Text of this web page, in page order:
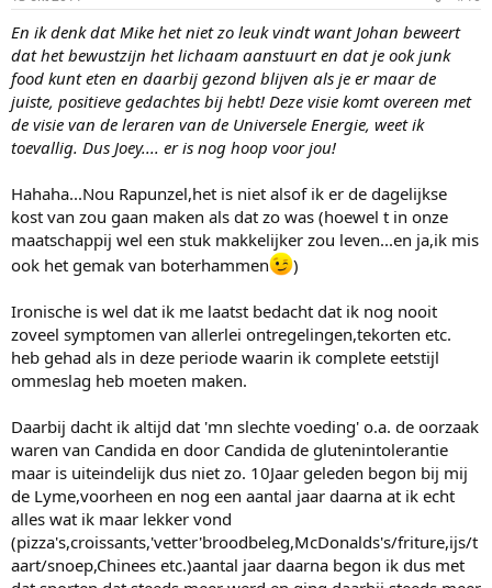
En ik denk dat Mike het niet zo leuk vindt want Johan beweert
dat het bewustzijn het lichaam aanstuurt en dat je ook junk
food kunt eten en daarbij gezond blijven als je er maar de
juiste, positieve gedachtes bij hebt! Deze visie komt overeen met
de visie van de leraren van de Universele Energie, weet ik
toevallig. Dus Joey.... er is nog hoop voor jou!
Hahaha...Nou Rapunzel,het is niet alsof ik er de dagelijkse
kost van zou gaan maken als dat zo was (hoewel t in onze
maatschappij wel een stuk makkelijker zou leven...en ja,ik mis
ook het gemak van boterhammen
)
Ironische is wel dat ik me laatst bedacht dat ik nog nooit
zoveel symptomen van allerlei ontregelingen,tekorten etc.
heb gehad als in deze periode waarin ik complete eetstijl
ommeslag heb moeten maken.
Daarbij dacht ik altijd dat 'mn slechte voeding' o.a. de oorzaak
waren van Candida en door Candida de glutenintolerantie
maar is uiteindelijk dus niet zo. 10Jaar geleden begon bij mij
de Lyme,voorheen en nog een aantal jaar daarna at ik echt
alles wat ik maar lekker vond
(pizza's,croissants,'vetter'broodbeleg,McDonalds's/friture,ijs/t
aart/snoep,Chinees etc.)aantal jaar daarna begon ik dus met